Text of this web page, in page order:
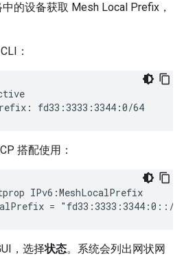
的设备获取 Mesh Local Prefix，
：
搭配使用：
IPv6:MeshLocalPrefix
，选择状态。系统会列出网状网